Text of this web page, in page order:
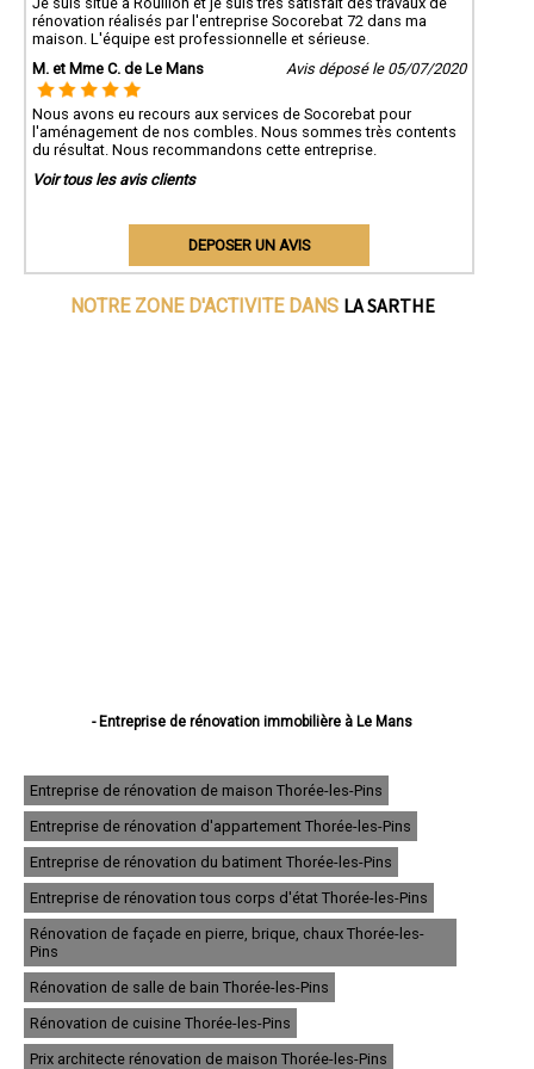
rénovation réalisés par l'entreprise Socorebat 72 dans ma
maison. L'équipe est professionnelle et sérieuse.
M. et Mme C. de Le Mans
Avis déposé le 05/07/2020
Nous avons eu recours aux services de Socorebat pour
l'aménagement de nos combles. Nous sommes très contents
du résultat. Nous recommandons cette entreprise.
Voir tous les avis clients
DEPOSER UN AVIS
NOTRE ZONE D'ACTIVITE DANS LA SARTHE
- Entreprise de rénovation immobilière à Le Mans
- Entreprise de rénovation immobilière à Allonnes
- Entreprise de rénovation immobilière à La Ferté-Bernard
- Entreprise de rénovation immobilière à Coulaines
- Entreprise de rénovation immobilière à Changé
- Entreprise de rénovation immobilière à Mamers
- Entreprise de rénovation immobilière à Arnage
- Entreprise de rénovation immobilière à Parigné-l'Évêque
- Entreprise de rénovation immobilière à Château-du-Loir
- Entreprise de rénovation immobilière à Mulsanne
- Entreprise de rénovation immobilière à Yvré-l'Évêque
- Entreprise de rénovation immobilière à Bonnétable
- Entreprise de rénovation immobilière à Le Lude
- Entreprise de rénovation immobilière à La Suze-sur-Sarthe
Entreprise de rénovation de maison Thorée-les-Pins
Entreprise de rénovation d'appartement Thorée-les-Pins
Entreprise de rénovation du batiment Thorée-les-Pins
Entreprise de rénovation tous corps d'état Thorée-les-Pins
Rénovation de façade en pierre, brique, chaux Thorée-les-
Pins
Rénovation de salle de bain Thorée-les-Pins
Rénovation de cuisine Thorée-les-Pins
Prix architecte rénovation de maison Thorée-les-Pins